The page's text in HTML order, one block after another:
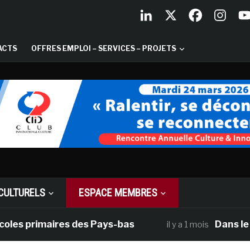
OFFRES EMPLOI – SERVICES – PROJETS
ESPACE MEMBRES
des Pays-bas il y a 1 mois Dans le cadre